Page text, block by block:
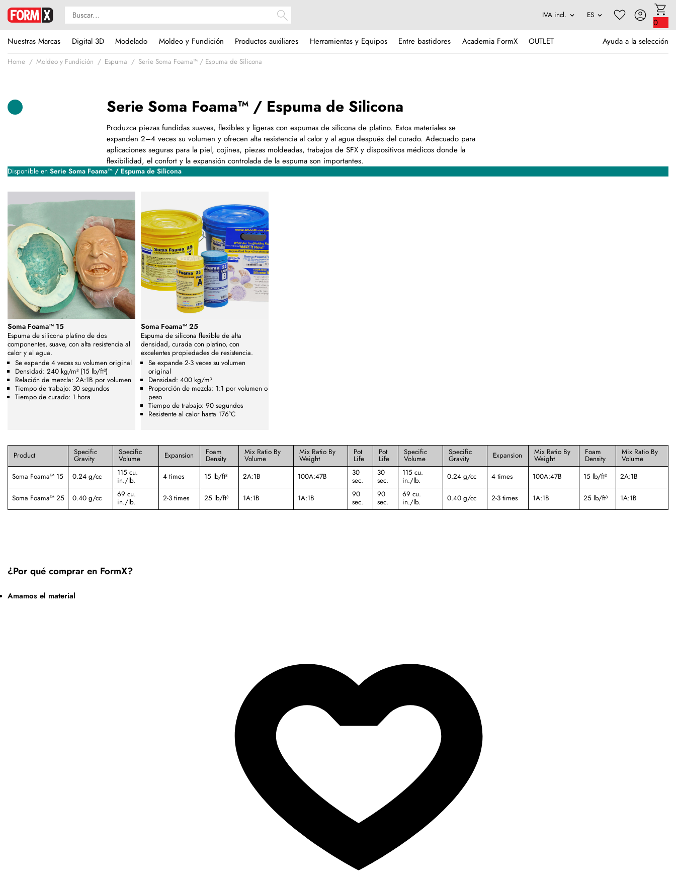
0
Nuestras Marcas
Digital 3D Modelado Moldeo y Fundición Productos auxiliares Herramientas y Equipos Entre bastidores Academia FormX OUTLET Ayuda a la selección
Home Moldeo y Fundición Espuma Serie Soma Foama™ / Espuma de Silicona
Serie Soma Foama™ / Espuma de Silicona
Produzca piezas fundidas suaves, flexibles y ligeras con espumas de silicona de platino. Estos materiales se
expanden 2–4 veces su volumen y ofrecen alta resistencia al calor y al agua después del curado. Adecuado para
aplicaciones seguras para la piel, cojines, piezas moldeadas, trabajos de SFX y dispositivos médicos donde la
flexibilidad, el confort y la expansión controlada de la espuma son importantes.
Disponible en Serie Soma Foama™ / Espuma de Silicona
Soma Foama™ 15
Espuma de silicona platino de dos
componentes, suave, con alta resistencia al
calor y al agua.
Se expande 4 veces su volumen original
Densidad: 240 kg/m³ (15 lb/ft³)
Relación de mezcla: 2A:1B por volumen
Tiempo de trabajo: 30 segundos
Tiempo de curado: 1 hora
Soma Foama™ 25
Espuma de silicona flexible de alta
densidad, curada con platino, con
excelentes propiedades de resistencia.
Se expande 2-3 veces su volumen
original
Densidad: 400 kg/m³
Proporción de mezcla: 1:1 por volumen o
peso
Tiempo de trabajo: 90 segundos
Resistente al calor hasta 176°C
Product Specific
Gravity
Specific
Volume Expansion Foam
Density
Mix Ratio By
Volume
Mix Ratio By
Weight
Pot
Life
Pot
Life
Specific
Volume
Specific
Gravity Expansion Mix Ratio By
Weight
Foam
Density
Mix Ratio By
Volume
Soma Foama™ 15
0.24 g/cc
115 cu.
in./lb.
4 times 15 lb/ft³ 2A:1B 100A:47B
30
sec.
30
sec.
115 cu.
in./lb.
0.24 g/cc 4 times 100A:47B 15 lb/ft³ 2A:1B
Soma Foama™ 25 0.40 g/cc
69 cu.
in./lb.
2-3 times 25 lb/ft³ 1A:1B 1A:1B
90
sec.
90
sec.
69 cu.
in./lb.
0.40 g/cc 2-3 times 1A:1B 25 lb/ft³ 1A:1B
¿Por qué comprar en FormX?
Amamos el material